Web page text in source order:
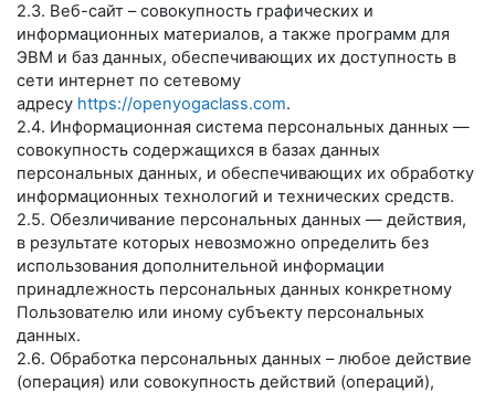
2.3. Веб-сайт – совокупность графических и
информационных материалов, а также программ для
ЭВМ и баз данных, обеспечивающих их доступность в
сети интернет по сетевому
адресу https://openyogaclass.com.
2.4. Информационная система персональных данных —
совокупность содержащихся в базах данных
персональных данных, и обеспечивающих их обработку
информационных технологий и технических средств.
2.5. Обезличивание персональных данных — действия,
в результате которых невозможно определить без
использования дополнительной информации
принадлежность персональных данных конкретному
Пользователю или иному субъекту персональных
данных.
2.6. Обработка персональных данных – любое действие
(операция) или совокупность действий (операций),